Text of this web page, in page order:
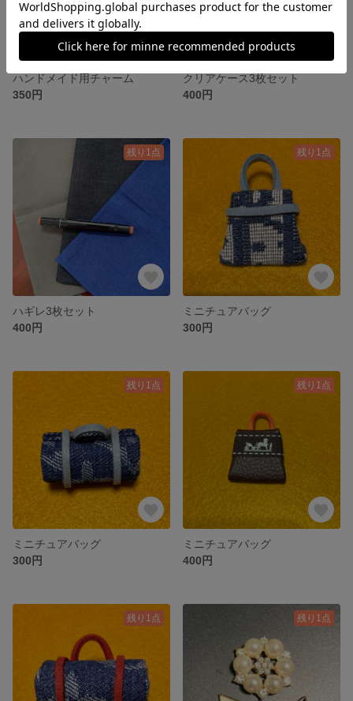
ハンドメイド用チャーム
350円
クリアケース3枚セット
400円
残り1点
ハギレ3枚セット
400円
残り1点
ミニチュアバッグ
300円
残り1点
ミニチュアバッグ
300円
残り1点
ミニチュアバッグ
400円
残り1点 残り1点